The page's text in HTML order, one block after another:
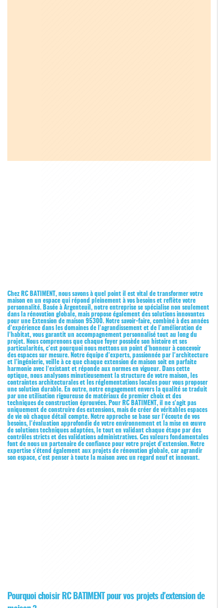
Chez RC BATIMENT, nous savons à quel point il est vital de transformer votre
maison en un espace qui répond pleinement à vos besoins et reflète votre
personnalité. Basée à Argenteuil, notre entreprise se spécialise non seulement
dans la rénovation globale, mais propose également des solutions innovantes
pour une Extension de maison 95300. Notre savoir-faire, combiné à des années
d'expérience dans les domaines de l'agrandissement et de l'amélioration de
l'habitat, vous garantit un accompagnement personnalisé tout au long du
projet. Nous comprenons que chaque foyer possède son histoire et ses
particularités, c'est pourquoi nous mettons un point d'honneur à concevoir
des espaces sur mesure. Notre équipe d'experts, passionnée par l'architecture
et l'ingénierie, veille à ce que chaque extension de maison soit en parfaite
harmonie avec l'existant et réponde aux normes en vigueur. Dans cette
optique, nous analysons minutieusement la structure de votre maison, les
contraintes architecturales et les réglementations locales pour vous proposer
une solution durable. En outre, notre engagement envers la qualité se traduit
par une utilisation rigoureuse de matériaux de premier choix et des
techniques de construction éprouvées. Pour RC BATIMENT, il ne s'agit pas
uniquement de construire des extensions, mais de créer de véritables espaces
de vie où chaque détail compte. Notre approche se base sur l'écoute de vos
besoins, l'évaluation approfondie de votre environnement et la mise en œuvre
de solutions techniques adaptées, le tout en validant chaque étape par des
contrôles stricts et des validations administratives. Ces valeurs fondamentales
font de nous un partenaire de confiance pour votre projet d'extension. Notre
expertise s'étend également aux projets de rénovation globale, car agrandir
son espace, c'est penser à toute la maison avec un regard neuf et innovant.
Pourquoi choisir RC BATIMENT pour vos projets d'extension de